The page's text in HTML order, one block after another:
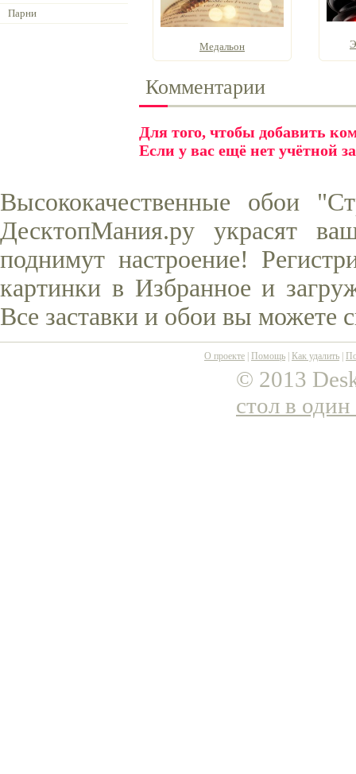
Парни
Медальон
Комментарии
Для того, чтобы добавить
Если у вас ещё нет учётной
Высококачественные обои
ДесктопМания.ру украсят
поднимут настроение!
картинки в Избранное и
Все заставки и обои вы можете
О проекте Помощь Как удалить
© 2013
стол в